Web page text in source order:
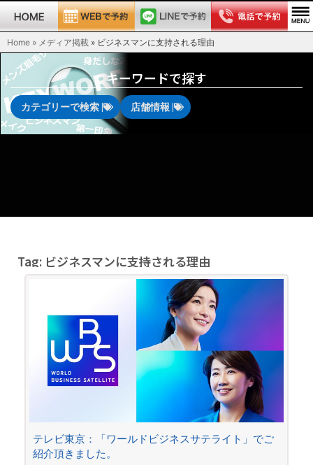
Home » メディア掲載 » ビジネスマンに支持される理由
キーワードで探す
カテゴリーで検索 | 店舗情報 |
Tag: ビジネスマンに支持される理由
テレビ東京：「ワールドビジネスサテライト」でご
紹介頂きました。